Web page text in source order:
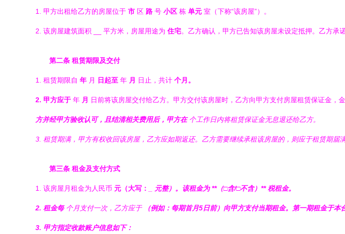
1. 甲方出租给乙方的房屋位于 市 区 路 号 小区 栋 单元 室（下称“该房屋”）。
2. 该房屋建筑面积 __ 平方米，房屋用途为 住宅。乙方确认，甲方已告知该房屋未设定抵押。乙方承
第二条 租赁期限及交付
1. 租赁期限自 年 月 日起至 年 月 日止，共计 个月。
2. 甲方应于 年 月 日前将该房屋交付给乙方。甲方交付该房屋时，乙方向甲方支付房屋租赁保证金，
方并经甲方验收认可，且结清相关费用后，甲方在个工作日内将租赁保证金无息退还给乙方。
3. 租赁期满，甲方有权收回该房屋，乙方应如期返还。乙方需要继续承租该房屋的，则应于租赁期届
第三条 租金及支付方式
1. 该房屋月租金为人民币 元（大写： _ 元整）。该租金为 **（□含/□不含）** 税租金。
2. 租金每个月支付一次，乙方应于 （例如：每期首月5日前）向甲方支付当期租金。第一期租金于本
3. 甲方指定收款账户信息如下：